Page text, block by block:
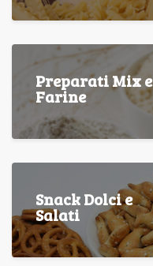
Preparati Mix e
Farine
Snack Dolci e
Salati